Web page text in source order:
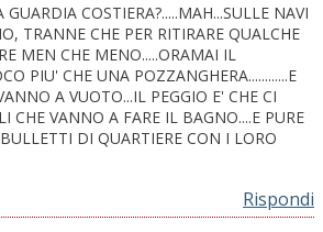
GUARDIA COSTIERA?.....MAH...SULLE NAVI
TRANNE CHE PER RITIRARE QUALCHE
MEN CHE MENO.....ORAMAI IL
PIU' CHE UNA POZZANGHERA............E
A VUOTO...IL PEGGIO E' CHE CI
CHE VANNO A FARE IL BAGNO....E PURE
DI QUARTIERE CON I LORO
Rispondi